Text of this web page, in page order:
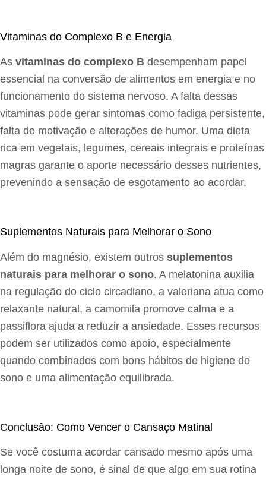
Vitaminas do Complexo B e Energia
As vitaminas do complexo B desempenham papel
essencial na conversão de alimentos em energia e no
funcionamento do sistema nervoso. A falta dessas
vitaminas pode gerar sintomas como fadiga persistente,
falta de motivação e alterações de humor. Uma dieta
rica em vegetais, legumes, cereais integrais e proteínas
magras garante o aporte necessário desses nutrientes,
prevenindo a sensação de esgotamento ao acordar.
Suplementos Naturais para Melhorar o Sono
Além do magnésio, existem outros suplementos
naturais para melhorar o sono. A melatonina auxilia
na regulação do ciclo circadiano, a valeriana atua como
relaxante natural, a camomila promove calma e a
passiflora ajuda a reduzir a ansiedade. Esses recursos
podem ser utilizados como apoio, especialmente
quando combinados com bons hábitos de higiene do
sono e uma alimentação equilibrada.
Conclusão: Como Vencer o Cansaço Matinal
Se você costuma acordar cansado mesmo após uma
longa noite de sono, é sinal de que algo em sua rotina